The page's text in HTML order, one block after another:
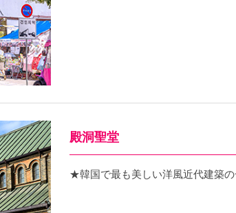
殿洞聖堂
★韓国で最も美しい洋風近代建築